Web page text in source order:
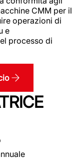
CMM per il
operazioni di
e
processo di